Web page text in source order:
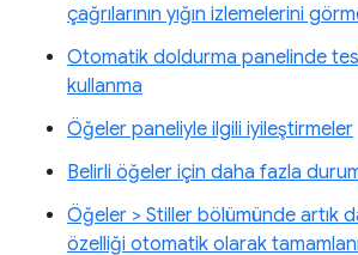
çağrılarının yığın izlemelerini
Otomatik doldurma panelinde
kullanma
Öğeler paneliyle ilgili iyileştirmeler
Belirli öğeler için daha fazla
Öğeler > Stiller bölümünde artık
özelliği otomatik olarak